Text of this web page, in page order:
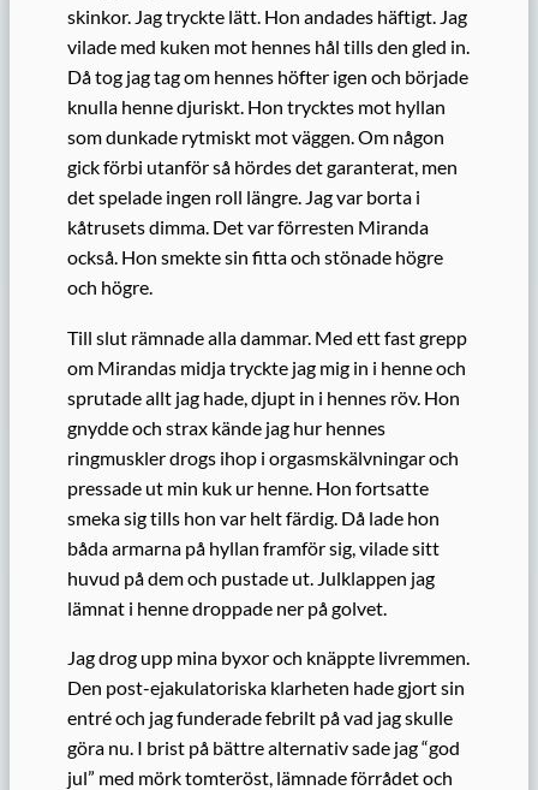
skinkor. Jag tryckte lätt. Hon andades häftigt. Jag
vilade med kuken mot hennes hål tills den gled in.
Då tog jag tag om hennes höfter igen och började
knulla henne djuriskt. Hon trycktes mot hyllan
som dunkade rytmiskt mot väggen. Om någon
gick förbi utanför så hördes det garanterat, men
det spelade ingen roll längre. Jag var borta i
kåtrusets dimma. Det var förresten Miranda
också. Hon smekte sin fitta och stönade högre
och högre.
Till slut rämnade alla dammar. Med ett fast grepp
om Mirandas midja tryckte jag mig in i henne och
sprutade allt jag hade, djupt in i hennes röv. Hon
gnydde och strax kände jag hur hennes
ringmuskler drogs ihop i orgasmskälvningar och
pressade ut min kuk ur henne. Hon fortsatte
smeka sig tills hon var helt färdig. Då lade hon
båda armarna på hyllan framför sig, vilade sitt
huvud på dem och pustade ut. Julklappen jag
lämnat i henne droppade ner på golvet.
Jag drog upp mina byxor och knäppte livremmen.
Den post-ejakulatoriska klarheten hade gjort sin
entré och jag funderade febrilt på vad jag skulle
göra nu. I brist på bättre alternativ sade jag “god
jul” med mörk tomteröst, lämnade förrådet och